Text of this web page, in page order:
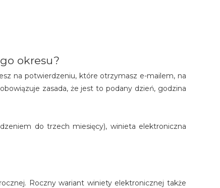
okresu?
na potwierdzeniu, które otrzymasz e-mailem, na
zasada, że jest to podany dzień, godzina
do trzech miesięcy), winieta elektroniczna
Roczny wariant winiety elektronicznej także